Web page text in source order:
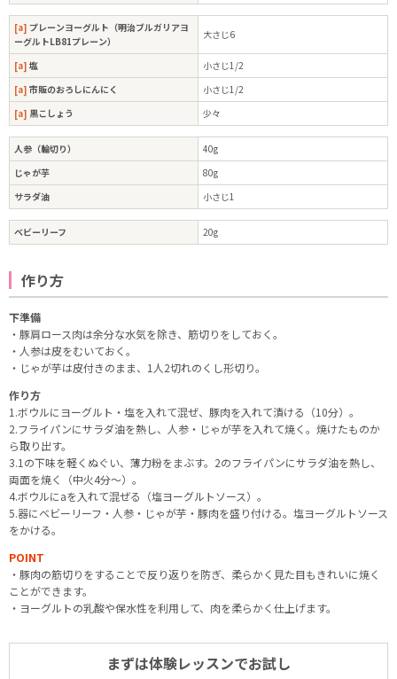
[a] プレーンヨーグルト（明治ブルガリアヨ
ーグルトLB81プレーン）
大さじ6
[a] 塩
小さじ1/2
[a] 市販のおろしにんにく
小さじ1/2
[a] 黒こしょう 少々
人参（輪切り）
40g
じゃが芋
80g
サラダ油
小さじ1
ベビーリーフ 20g
作り方
下準備
・豚肩ロース肉は余分な水気を除き、筋切りをしておく。
・人参は皮をむいておく。
・じゃが芋は皮付きのまま、1人2切れのくし形切り。
作り方
1.ボウルにヨーグルト・塩を入れて混ぜ、豚肉を入れて漬ける（10分）。
2.フライパンにサラダ油を熱し、人参・じゃが芋を入れて焼く。焼けたものか
ら取り出す。
3.1の下味を軽くぬぐい、薄力粉をまぶす。2のフライパンにサラダ油を熱し、
両面を焼く（中火4分～）。
4.ボウルにaを入れて混ぜる（塩ヨーグルトソース）。
5.器にベビーリーフ・人参・じゃが芋・豚肉を盛り付ける。塩ヨーグルトソース
をかける。
POINT
・豚肉の筋切りをすることで反り返りを防ぎ、柔らかく見た目もきれいに焼く
ことができます。
・ヨーグルトの乳酸や保水性を利用して、肉を柔らかく仕上げます。
まずは体験レッスンでお試し